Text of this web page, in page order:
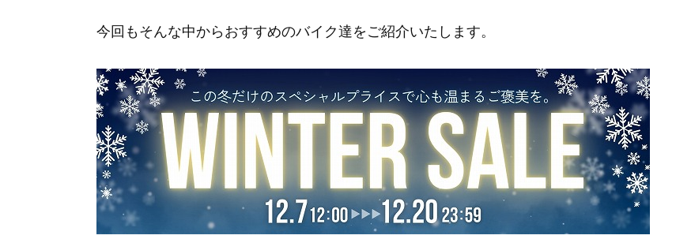
今回もそんな中からおすすめのバイク達をご紹介いたします。